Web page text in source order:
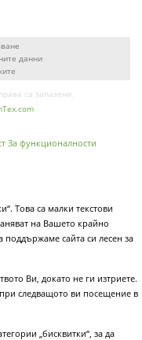
данни
са запазени.
За функционалности
Това са малки текстови
на Вашето крайно
поддържаме сайта си лесен за
Ви, докато не ги изтриете.
следващото ви посещение в
„бисквитки“, за да